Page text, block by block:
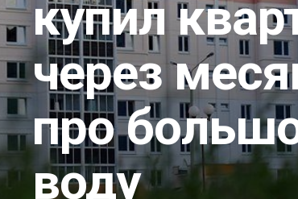
купил
через
про
воду